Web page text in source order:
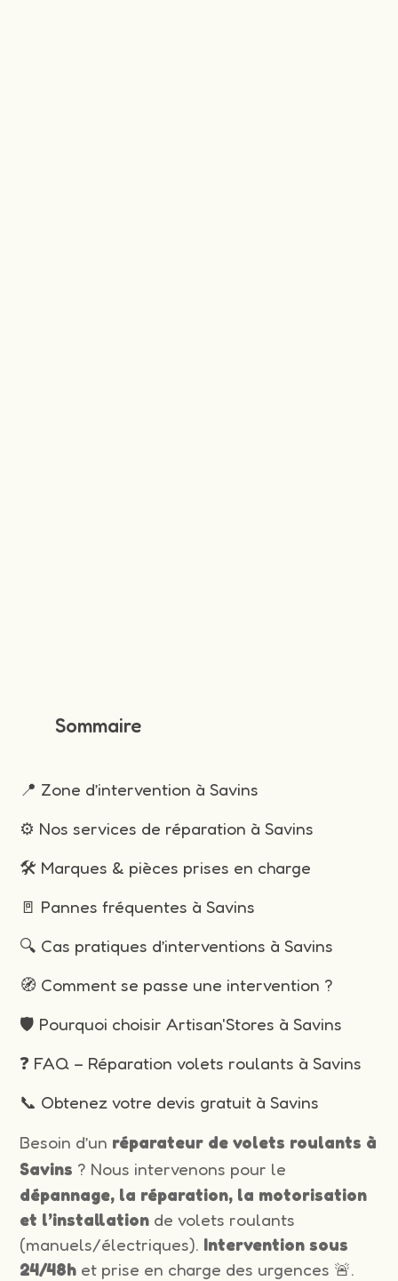
Sommaire
📍 Zone d’intervention à Savins
⚙️ Nos services de réparation à Savins
🛠️ Marques & pièces prises en charge
🚪 Pannes fréquentes à Savins
🔍 Cas pratiques d’interventions à Savins
🧭 Comment se passe une intervention ?
🛡️ Pourquoi choisir Artisan'Stores à Savins
❓ FAQ – Réparation volets roulants à Savins
📞 Obtenez votre devis gratuit à Savins
Besoin d’un réparateur de volets roulants à
Savins ? Nous intervenons pour le
dépannage, la réparation, la motorisation
et l’installation de volets roulants
(manuels/électriques). Intervention sous
24/48h et prise en charge des urgences 🚨.